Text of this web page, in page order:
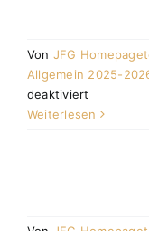
Von JFG
Allgemein 2025-
deaktiviert
D1
Weiterlesen